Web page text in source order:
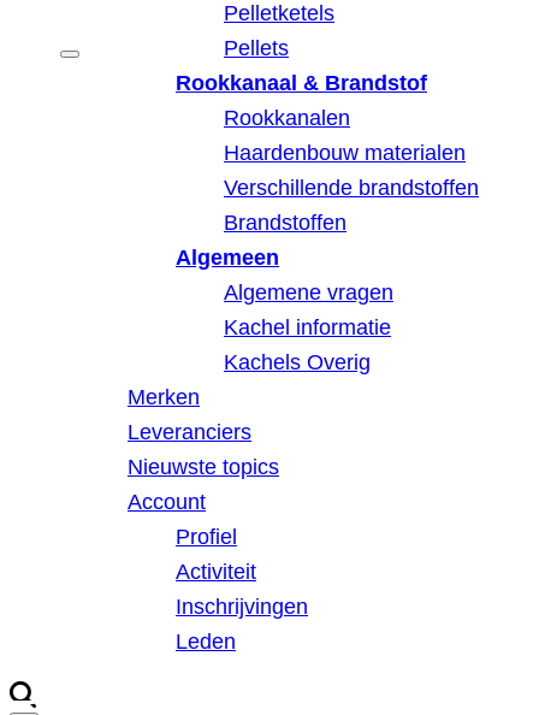
Pelletketels
Pellets
Rookkanaal & Brandstof
Rookkanalen
Haardenbouw materialen
Verschillende brandstoffen
Brandstoffen
Algemeen
Algemene vragen
Kachel informatie
Kachels Overig
Merken
Leveranciers
Nieuwste topics
Account
Profiel
Activiteit
Inschrijvingen
Leden